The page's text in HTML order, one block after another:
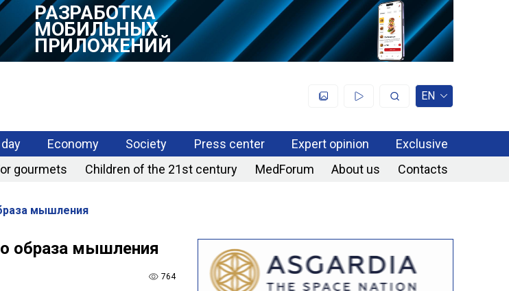
ПРИЛОЖЕНИЙ
EN
Economy Society Press center Expert opinion
Exclusive
gourmets Children of the 21st century MedForum About us Contacts
мышления
образа мышления
764